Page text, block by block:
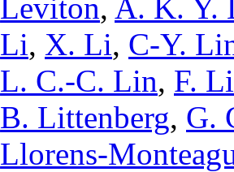
Leviton, A. K. Y.
Li, X. Li, C-Y.
L. C.-C. Lin, F.
B. Littenberg, G.
Llorens-